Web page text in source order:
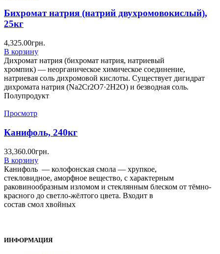
Бихромат натрия (натрий двухромовокислый),
25кг
4,325.00грн.
В корзину
Дихромат натрия (бихромат натрия, натриевый
хромпик) — неорганическое химическое соединение,
натриевая соль дихромовой кислоты. Существует дигидрат
дихромата натрия (Na2Cr2O7·2H2O) и безводная соль.
Полупродукт
Просмотр
Канифоль, 240кг
33,360.00грн.
В корзину
Канифоль — колофонская смола — хрупкое,
стекловидное, аморфное вещество, с характерным
раковинообразным изломом и стеклянным блеском от тёмно-
красного до светло-жёлтого цвета. Входит в
состав смол хвойных
ИНФОРМАЦИЯ